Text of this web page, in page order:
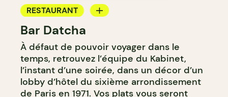
RESTAURANT
BAR
BAR À VIN
BAR À COCKTAIL
Bar Datcha
À défaut de pouvoir voyager dans le
temps, retrouvez l’équipe du Kabinet,
l’instant d’une soirée, dans un décor d’un
lobby d’hôtel du sixième arrondissement
de Paris en 1971. Vos plats vous seront